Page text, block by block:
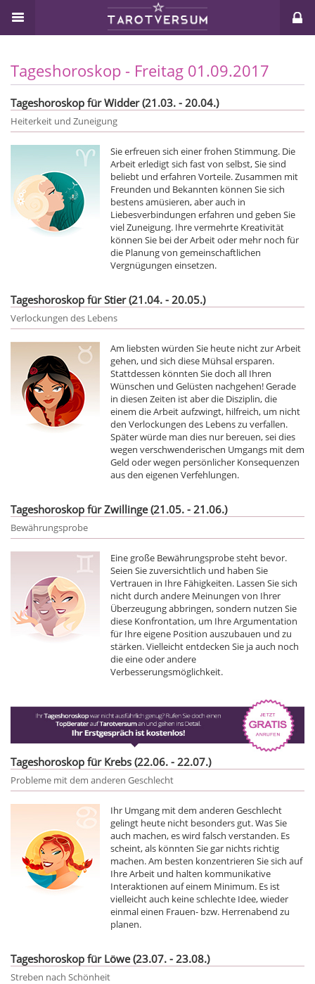
Tageshoroskop - Freitag 01.09.2017
Tageshoroskop für Widder (21.03. - 20.04.)
Heiterkeit und Zuneigung
Sie erfreuen sich einer frohen Stimmung. Die
Arbeit erledigt sich fast von selbst, Sie sind
beliebt und erfahren Vorteile. Zusammen mit
Freunden und Bekannten können Sie sich
bestens amüsieren, aber auch in
Liebesverbindungen erfahren und geben Sie
viel Zuneigung. Ihre vermehrte Kreativität
können Sie bei der Arbeit oder mehr noch für
die Planung von gemeinschaftlichen
Vergnügungen einsetzen.
Tageshoroskop für Stier (21.04. - 20.05.)
Verlockungen des Lebens
Am liebsten würden Sie heute nicht zur Arbeit
gehen, und sich diese Mühsal ersparen.
Stattdessen könnten Sie doch all Ihren
Wünschen und Gelüsten nachgehen! Gerade
in diesen Zeiten ist aber die Disziplin, die
einem die Arbeit aufzwingt, hilfreich, um nicht
den Verlockungen des Lebens zu verfallen.
Später würde man dies nur bereuen, sei dies
wegen verschwenderischen Umgangs mit dem
Geld oder wegen persönlicher Konsequenzen
aus den eigenen Verfehlungen.
Tageshoroskop für Zwillinge (21.05. - 21.06.)
Bewährungsprobe
Eine große Bewährungsprobe steht bevor.
Seien Sie zuversichtlich und haben Sie
Vertrauen in Ihre Fähigkeiten. Lassen Sie sich
nicht durch andere Meinungen von Ihrer
Überzeugung abbringen, sondern nutzen Sie
diese Konfrontation, um Ihre Argumentation
für Ihre eigene Position auszubauen und zu
stärken. Vielleicht entdecken Sie ja auch noch
die eine oder andere
Verbesserungsmöglichkeit.
Tageshoroskop für Krebs (22.06. - 22.07.)
Probleme mit dem anderen Geschlecht
Ihr Umgang mit dem anderen Geschlecht
gelingt heute nicht besonders gut. Was Sie
auch machen, es wird falsch verstanden. Es
scheint, als könnten Sie gar nichts richtig
machen. Am besten konzentrieren Sie sich auf
Ihre Arbeit und halten kommunikative
Interaktionen auf einem Minimum. Es ist
vielleicht auch keine schlechte Idee, wieder
einmal einen Frauen- bzw. Herrenabend zu
planen.
Tageshoroskop für Löwe (23.07. - 23.08.)
Streben nach Schönheit